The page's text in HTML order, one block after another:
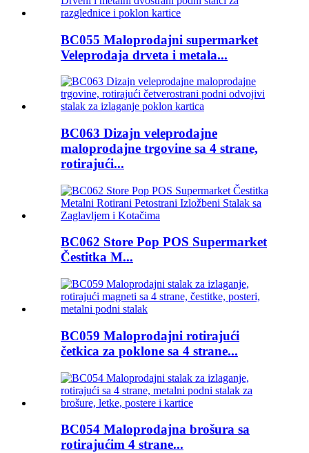
BC055 Maloprodajni supermarket
Veleprodaja drveta i metala...
BC063 Dizajn veleprodajne
maloprodajne trgovine sa 4 strane,
rotirajući...
BC062 Store Pop POS Supermarket
Čestitka M...
BC059 Maloprodajni rotirajući
četkica za poklone sa 4 strane...
BC054 Maloprodajna brošura sa
rotirajućim 4 strane...